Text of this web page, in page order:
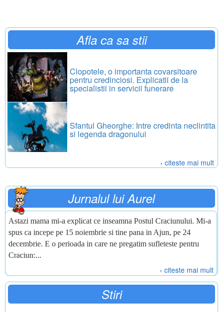
Afla ca sa stii
Clopotele, o importanta covarsitoare
pentru credinciosi. Explicatii de la
specialistii in servicii funerare
Sfantul Gheorghe: Intre credinta neclintita
si legenda dragonului
› citeste mai mult
Jurnalul lui Aurel
Astazi mama mi-a explicat ce inseamna Postul Craciunului. Mi-a
spus ca incepe pe 15 noiembrie si tine pana in Ajun, pe 24
decembrie. E o perioada in care ne pregatim sufleteste pentru
Craciun:...
› citeste mai mult
Stiri